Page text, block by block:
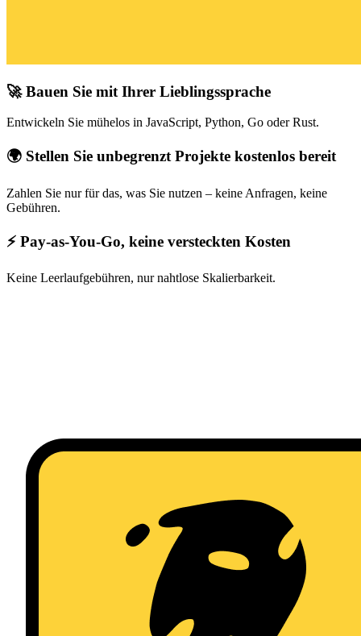
🚀 Bauen Sie mit Ihrer Lieblingssprache
Entwickeln Sie mühelos in JavaScript, Python, Go oder Rust.
🌍 Stellen Sie unbegrenzt Projekte kostenlos bereit
Zahlen Sie nur für das, was Sie nutzen – keine Anfragen, keine
Gebühren.
⚡ Pay-as-You-Go, keine versteckten Kosten
Keine Leerlaufgebühren, nur nahtlose Skalierbarkeit.